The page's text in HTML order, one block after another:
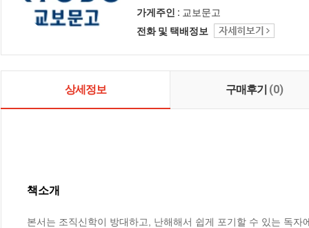
가게주인 : 교보문고
전화 및 택배정보
상세정보 구매후기 (0)
책소개
본서는 조직신학이 방대하고, 난해해서 쉽게 포기할 수 있는 독